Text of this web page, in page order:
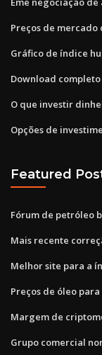
Preços de mercado
Gráfico de índice
Download
O que investir
Opções de
Featured
Fórum de petróleo
Mais recente
Melhor site para a
Preços de óleo
Margem de
Grupo comercial